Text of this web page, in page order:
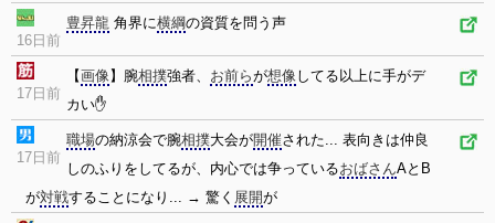
16日前
豊昇龍 角界に横綱の資質を問う声
17日前
【画像】腕相撲強者、 お前らが想像してる以上に手がデ
カい✋
17日前
職場の納涼会で腕相撲大会が開催された... 表向きは仲良
しのふりをしてるが、内心では争っているおばさんAとB
が対戦することになり... → 驚く 展開が